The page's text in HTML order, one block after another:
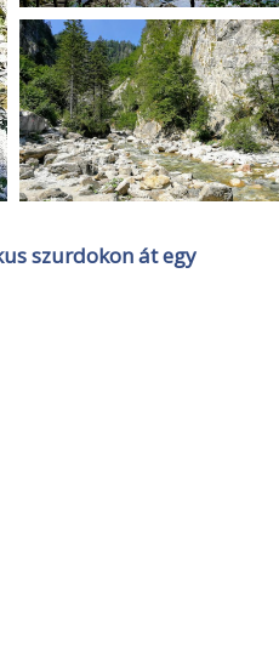
szurdokon át egy